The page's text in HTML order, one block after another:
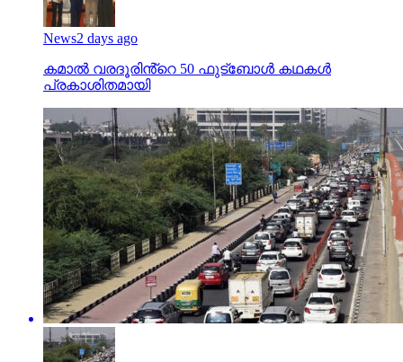
News2 days ago
കമാൽ വരദൂരിൻ്റെ 50 ഫുട്ബോൾ കഥകൾ
പ്രകാശിതമായി